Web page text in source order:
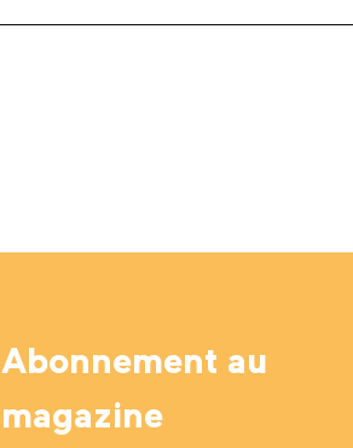
Abonnement au
magazine